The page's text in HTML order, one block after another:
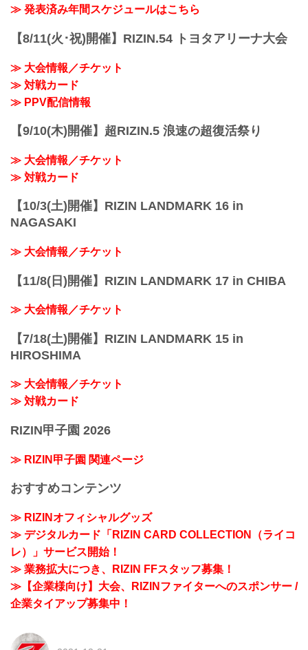
Yogibo presents RIZIN.33
2021年12月31日（金）11:30開場 / 13:30
開始
さいたまスーパーアリーナ
≫ 発表済み年間スケジュールはこちら
【8/11(火･祝)開催】RIZIN.54 トヨタアリーナ大会
≫ 大会情報／チケット
≫ 対戦カード
≫ PPV配信情報
【9/10(木)開催】超RIZIN.5 浪速の超復活祭り
≫ 大会情報／チケット
≫ 対戦カード
【10/3(土)開催】RIZIN LANDMARK 16 in
NAGASAKI
≫ 大会情報／チケット
【11/8(日)開催】RIZIN LANDMARK 17 in CHIBA
≫ 大会情報／チケット
【7/18(土)開催】RIZIN LANDMARK 15 in
HIROSHIMA
≫ 大会情報／チケット
≫ 対戦カード
RIZIN甲子園 2026
≫ RIZIN甲子園 関連ページ
おすすめコンテンツ
≫ RIZINオフィシャルグッズ
≫ デジタルカード「RIZIN CARD COLLECTION（ライコ
レ）」サービス開始！
≫ 業務拡大につき、RIZIN FFスタッフ募集！
≫【企業様向け】大会、RIZINファイターへのスポンサー /
企業タイアップ募集中！